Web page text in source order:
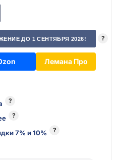
ДО 1 СЕНТЯБРЯ 2026! ?
Лемана Про
?
?
7% и 10% ?